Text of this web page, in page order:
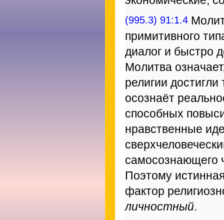
(995.3) 91:1.4
примитивного
диалог и быстро
Молитва
религии
осознаёт
способных
нравственные
самосознающего
Поэтому
фактор
личностный.